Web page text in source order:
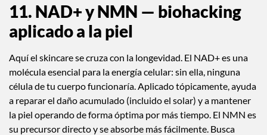
11. NAD+ y NMN — biohacking
aplicado a la piel
Aquí el skincare se cruza con la longevidad. El NAD+ es una
molécula esencial para la energía celular: sin ella, ninguna
célula de tu cuerpo funcionaría. Aplicado tópicamente, ayuda
a reparar el daño acumulado (incluido el solar) y a mantener
la piel operando de forma óptima por más tiempo. El NMN es
su precursor directo y se absorbe más fácilmente. Busca